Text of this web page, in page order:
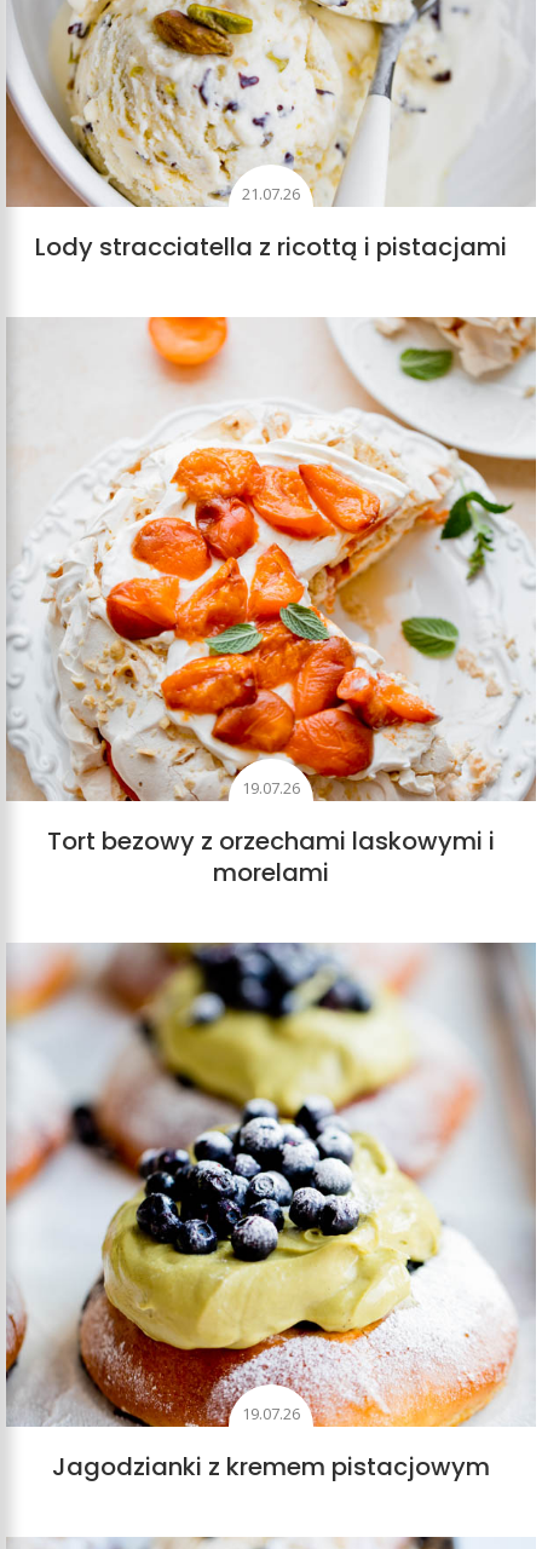
21.07.26
Lody stracciatella z ricottą i pistacjami
19.07.26
Tort bezowy z orzechami laskowymi i
morelami
19.07.26
Jagodzianki z kremem pistacjowym